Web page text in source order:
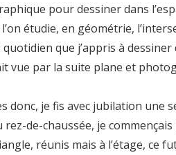
pour dessiner dans
étudie, en géométrie,
quotidien que j’appris à
vue par la suite plane et
donc, je fis avec jubilation une
rez-de-chaussée, je
réunis mais à l’étage, ce